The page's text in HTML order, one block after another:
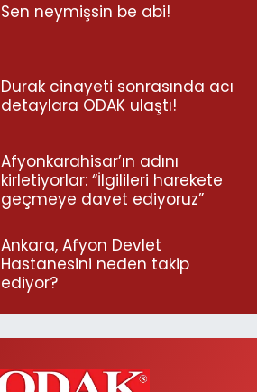
Sen neymişsin be abi!
Durak cinayeti sonrasında acı
detaylara ODAK ulaştı!
Afyonkarahisar’ın adını
kirletiyorlar: “İlgilileri harekete
geçmeye davet ediyoruz”
Ankara, Afyon Devlet
Hastanesini neden takip
ediyor?